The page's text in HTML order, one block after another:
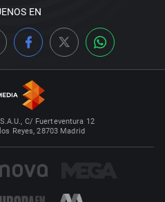
EN
C/ Fuerteventura 12
Reyes, 28703 Madrid